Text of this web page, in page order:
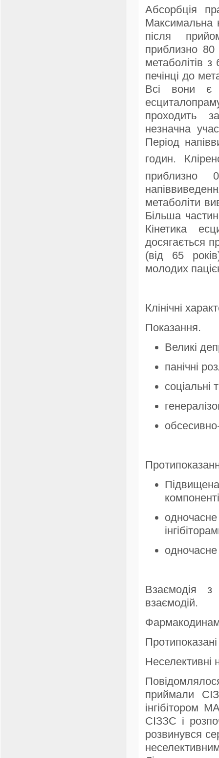
Абсорбція
Максимальна
після
приблизно 80
метаболітів
печінці до
Всі вони є
проходить
незначна
Період
годин.
приблизно
метаболіти
Більша
Кінетика
досягається
(від 65
молодих
Клінічні
Показання.
Великі
панічні
соціальні
Взаємодія
взаємодій.
Протипоказані
Неселективні
приймали
інгібітором
СІЗЗС і
розвинувся